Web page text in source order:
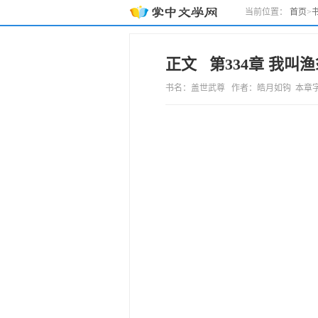
当前位置： 首页>
正文 第334章 我叫渔
书名：盖世武尊 作者：皓月如钩 本章